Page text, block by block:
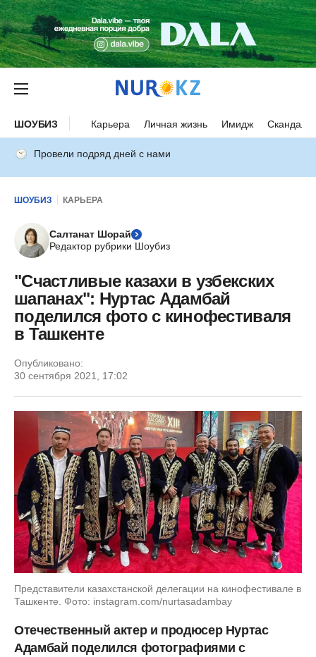
ШОУБИЗ Карьера Личная жизнь Имидж Скандалы
Провели подряд дней с нами
ШОУБИЗ КАРЬЕРА
Салтанат Шорай
Редактор рубрики Шоубиз
"Счастливые казахи в узбекских
шапанах": Нуртас Адамбай
поделился фото с кинофестиваля
в Ташкенте
Опубликовано:
30 сентября 2021, 17:02
Представители казахстанской делегации на кинофестивале в
Ташкенте. Фото: instagram.com/nurtasadambay
Отечественный актер и продюсер Нуртас
Адамбай поделился фотографиями с